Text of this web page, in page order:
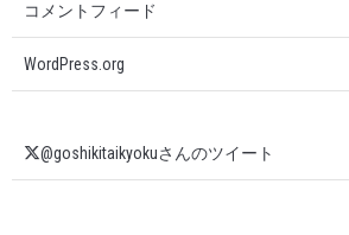
コメントフィード
WordPress.org
@goshikitaikyokuさんのツイート